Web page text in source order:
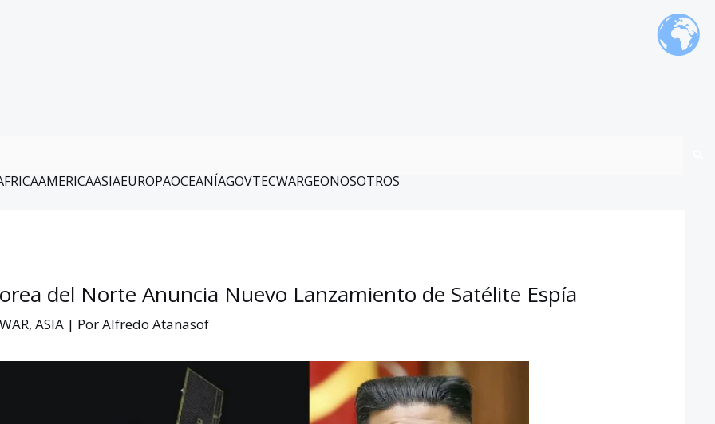
AMERICAASIAEUROPAOCEANÍAGOVTECWARGEONOSOTROS
del Norte Anuncia Nuevo Lanzamiento de Satélite Espía
, ASIA| PorAlfredo Atanasof